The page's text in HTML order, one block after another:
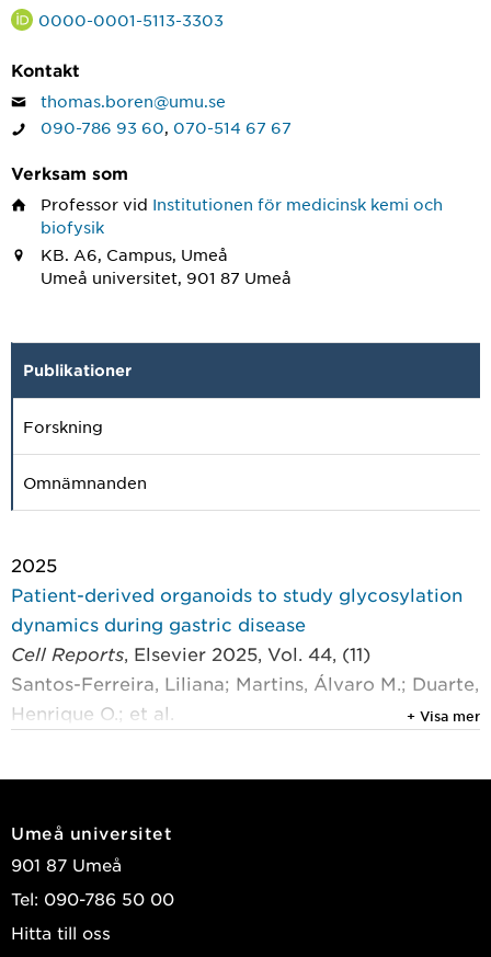
0000-0001-5113-3303
Kontakt
thomas.boren@umu.se
090-786 93 60, 070-514 67 67
Verksam som
Professor vid Institutionen för medicinsk kemi och
biofysik
KB. A6, Campus, Umeå
Umeå universitet, 901 87 Umeå
Publikationer
Forskning
Omnämnanden
2025
Patient-derived organoids to study glycosylation
dynamics during gastric disease
Cell Reports, Elsevier 2025, Vol. 44, (11)
Santos-Ferreira, Liliana; Martins, Álvaro M.; Duarte,
Henrique O.; et al.
Nanomaterials
Holubnycha, Viktoriia; Husak, Yevheniia;
Korniienko, Viktoriia; et al.
+ Visa mer
Umeå universitet
901 87 Umeå
Tel: 090-786 50 00
Hitta till oss